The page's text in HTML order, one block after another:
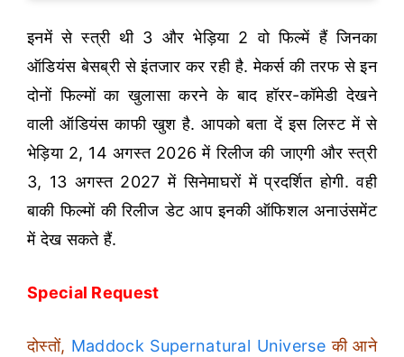
इनमें से स्त्री थी 3 और भेड़िया 2 वो फिल्में हैं जिनका
ऑडियंस बेसब्री से इंतजार कर रही है. मेकर्स की तरफ से इन
दोनों फिल्मों का खुलासा करने के बाद हॉरर-कॉमेडी देखने
वाली ऑडियंस काफी खुश है. आपको बता दें इस लिस्ट में से
भेड़िया 2, 14 अगस्त 2026 में रिलीज की जाएगी और स्त्री
3, 13 अगस्त 2027 में सिनेमाघरों में प्रदर्शित होगी. वही
बाकी फिल्मों की रिलीज डेट आप इनकी ऑफिशल अनाउंसमेंट
में देख सकते हैं.
Special Request
दोस्तों, Maddock Supernatural Universeकी आने